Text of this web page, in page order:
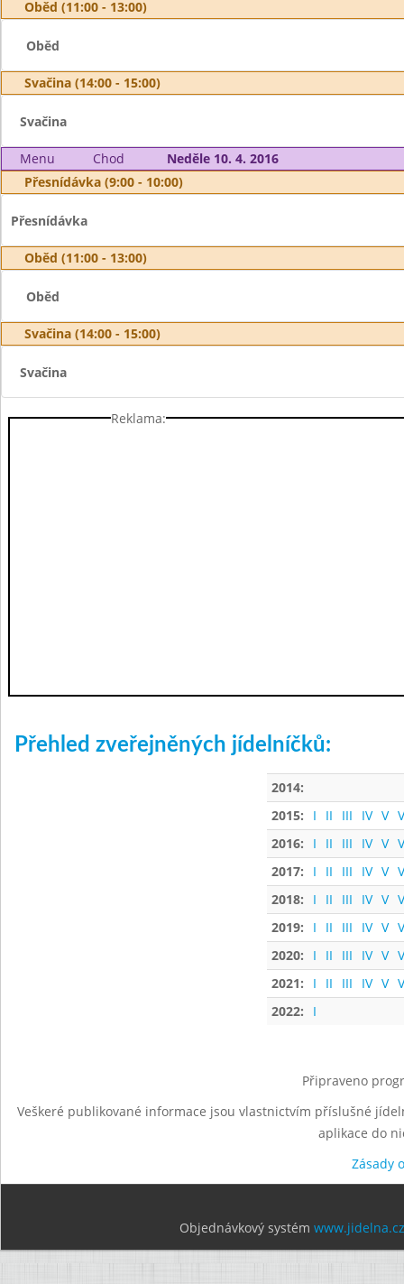
Oběd (11:00 - 13:00)
Oběd
Svačina (14:00 - 15:00)
Svačina
Menu Chod
Neděle 10. 4. 2016
Přesnídávka (9:00 - 10:00)
Přesnídávka
Oběd (11:00 - 13:00)
Oběd
Svačina (14:00 - 15:00)
Svačina
Reklama:
Přehled zveřejněných jídelníčků:
2014:
2015:
I II III IV V
2016:
I II III IV V
2017:
I II III IV V
2018:
I II III IV V
2019:
I II III IV V
2020:
I II III IV V
2021:
I II III IV V
2022:
I
Připraveno
Veškeré publikované informace jsou vlastnictvím příslušné
aplikace do
Zásady
Objednávkový systém www.jidelna.cz